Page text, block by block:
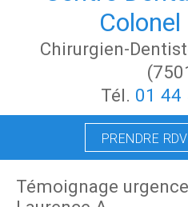
Colonel
Chirurgien-
Tél. 01 44
PRENDRE
Témoignage